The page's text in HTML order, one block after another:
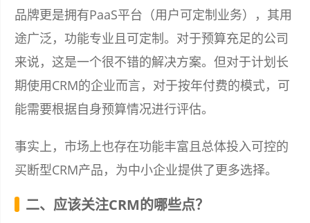
品牌更是拥有PaaS平台（用户可定制业务），其用
途广泛，功能专业且可定制。对于预算充足的公司
来说，这是一个很不错的解决方案。但对于计划长
期使用CRM的企业而言，对于按年付费的模式，可
能需要根据自身预算情况进行评估。
事实上，市场上也存在功能丰富且总体投入可控的
买断型CRM产品，为中小企业提供了更多选择。
二、应该关注CRM的哪些点？